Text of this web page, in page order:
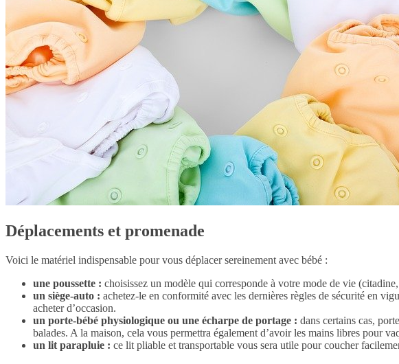
Déplacements et promenade
Voici le matériel indispensable pour vous déplacer sereinement avec bébé :
une poussette : choisissez un modèle qui corresponde à votre mode de vie
un siège-auto : achetez-le en conformité avec les dernières règles de sécurité en
acheter d’occasion.
un porte-bébé physiologique ou une écharpe de portage : dans certains cas,
balades. A la maison, cela vous permettra également d’avoir les mains libres pour
un lit parapluie : ce lit pliable et transportable vous sera utile pour coucher